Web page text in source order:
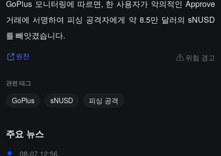
GoPlus 모니터링에 따르면, 한 사용자가 악의적인 Approve
거래에 서명하여 피싱 공격자에게 약 8.5만 달러의 sNUSD
를 빼앗겼습니다.
원천 위험 경고
관련 태그
GoPlus sNUSD 피싱 공격
주요 뉴스
08-07 12:56